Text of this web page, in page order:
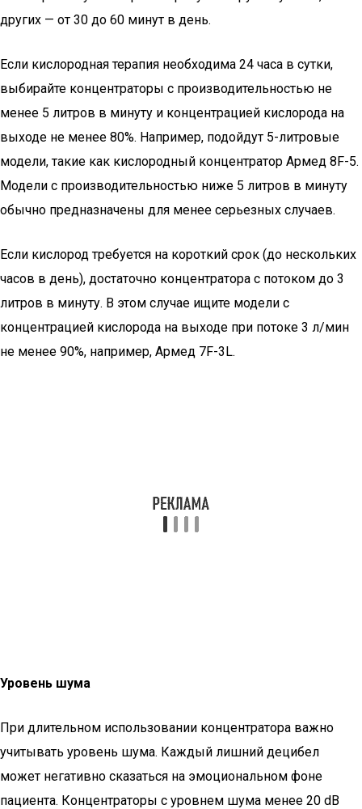
других — от 30 до 60 минут в день.
Если кислородная терапия необходима 24 часа в сутки,
выбирайте концентраторы с производительностью не
менее 5 литров в минуту и концентрацией кислорода на
выходе не менее 80%. Например, подойдут 5-литровые
модели, такие как кислородный концентратор Армед 8F-5.
Модели с производительностью ниже 5 литров в минуту
обычно предназначены для менее серьезных случаев.
Если кислород требуется на короткий срок (до нескольких
часов в день), достаточно концентратора с потоком до 3
литров в минуту. В этом случае ищите модели с
концентрацией кислорода на выходе при потоке 3 л/мин
не менее 90%, например, Армед 7F-3L.
Уровень шума
При длительном использовании концентратора важно
учитывать уровень шума. Каждый лишний децибел
может негативно сказаться на эмоциональном фоне
пациента. Концентраторы с уровнем шума менее 20 dB